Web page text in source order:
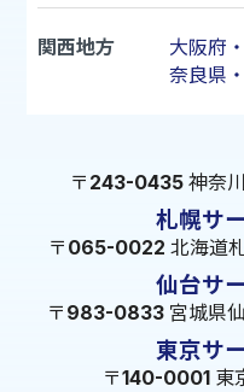
関西地方 大阪府 ・
奈良県 ・
〒243-0435 神奈
札幌サ
〒065-0022 北海道
仙台サ
〒983-0833 宮城県
東京サ
〒140-0001 東